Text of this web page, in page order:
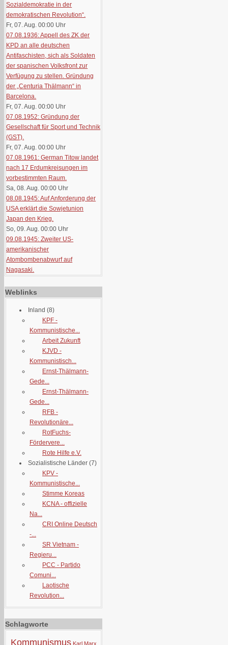
Sozialdemokratie in der
demokratischen Revolution“.
Fr, 07. Aug. 00:00 Uhr
07.08.1936: Appell des ZK der
KPD an alle deutschen
Antifaschisten, sich als Soldaten
der spanischen Volksfront zur
Verfügung zu stellen. Gründung
der „Centuria Thälmann“ in
Barcelona.
Fr, 07. Aug. 00:00 Uhr
07.08.1952: Gründung der
Gesellschaft für Sport und Technik
(GST).
Fr, 07. Aug. 00:00 Uhr
07.08.1961: German Titow landet
nach 17 Erdumkreisungen im
vorbestimmten Raum.
Sa, 08. Aug. 00:00 Uhr
08.08.1945: Auf Anforderung der
USA erklärt die Sowjetunion
Japan den Krieg.
So, 09. Aug. 00:00 Uhr
09.08.1945: Zweiter US-
amerikanischer
Atombombenabwurf auf
Nagasaki.
Weblinks
Inland (8)
KPF -
Kommunistische...
Arbeit Zukunft
KJVD -
Kommunistisch...
Ernst-Thälmann-
Gede...
Ernst-Thälmann-
Gede...
RFB -
Revolutionäre...
RotFuchs-
Fördervere...
Rote Hilfe e.V.
Sozialistische Länder (7)
KPV -
Kommunistische...
Stimme Koreas
KCNA - offizielle
Na...
CRI Online Deutsch
-...
SR Vietnam -
Regieru...
PCC - Partido
Comuni...
Laotische
Revolution...
Schlagworte
Kommunismus Karl Marx